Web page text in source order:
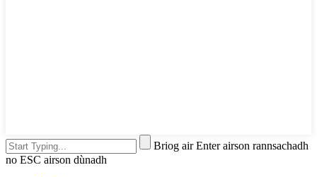
Briog air Enter airson rannsachadh
no ESC airson dùnadh